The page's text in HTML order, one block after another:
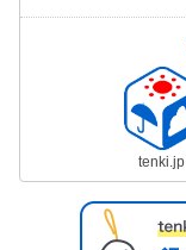
tenki.jp